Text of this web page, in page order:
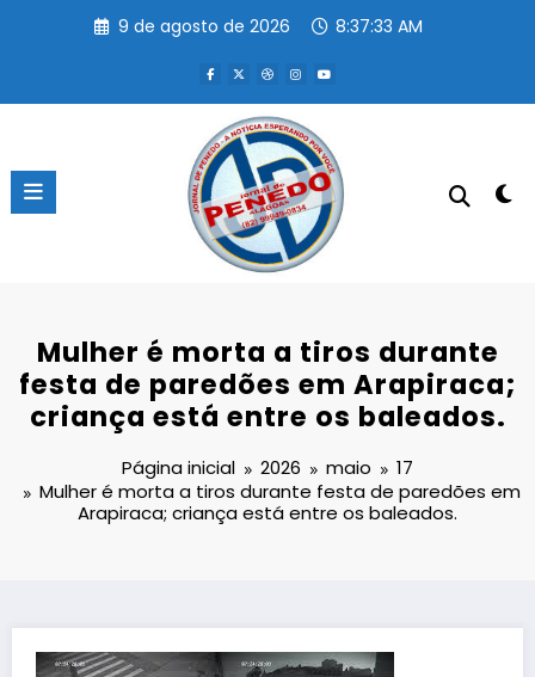
9 de agosto de 2026 8:37:34 AM
Mulher é morta a tiros durante
festa de paredões em Arapiraca;
criança está entre os baleados.
Página inicial 2026 maio
17
Mulher é morta a tiros durante festa de paredões em
Arapiraca; criança está entre os baleados.